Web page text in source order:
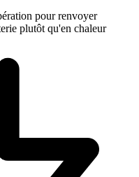
pour renvoyer
plutôt qu'en chaleur